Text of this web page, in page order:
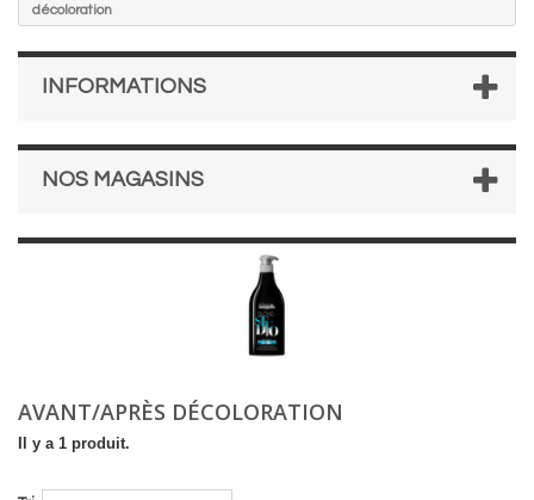
décoloration
INFORMATIONS
NOS MAGASINS
AVANT/APRÈS DÉCOLORATION
Il y a 1 produit.